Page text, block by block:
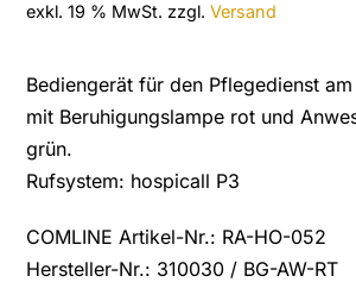
exkl. 19 % MwSt. zzgl.Versand
Bediengerät für den Pflegedienst
mit Beruhigungslampe rot und
grün.
Rufsystem: hospicall P3
COMLINE Artikel-Nr.: RA-HO-052
Hersteller-Nr.: 310030 / BG-AW-RT